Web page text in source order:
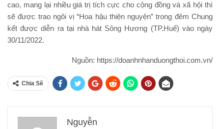
cao, mang lại nhiều giá trị tích cực cho cộng đồng và xã hội thì
sẽ được trao ngôi vị “Hoa hậu thiện nguyện” trong đêm Chung
kết được diễn ra tại nhà hát Sông Hương (TP.Huế) vào ngày
30/11/2022.
Nguồn: https://doanhnhanduongthoi.com.vn/
Chia Sẽ
Nguyễn